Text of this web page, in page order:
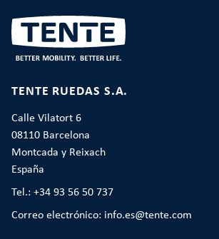
TENTE RUEDAS S.A.
Calle Vilatort 6
08110 Barcelona
Montcada y Reixach
España
Tel.: +34 93 56 50 737
Correo electrónico: info.es@tente.com